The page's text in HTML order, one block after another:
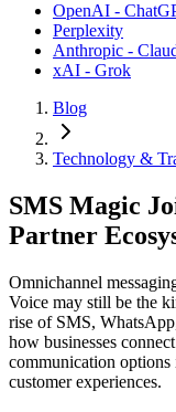
OpenAI -
Perplexity
Anthropic -
xAI - Grok
Blog
Technology &
SMS Magic
Partner
Omnichannel
Voice may still be the
rise of SMS,
how businesses
communication options
customer experiences.